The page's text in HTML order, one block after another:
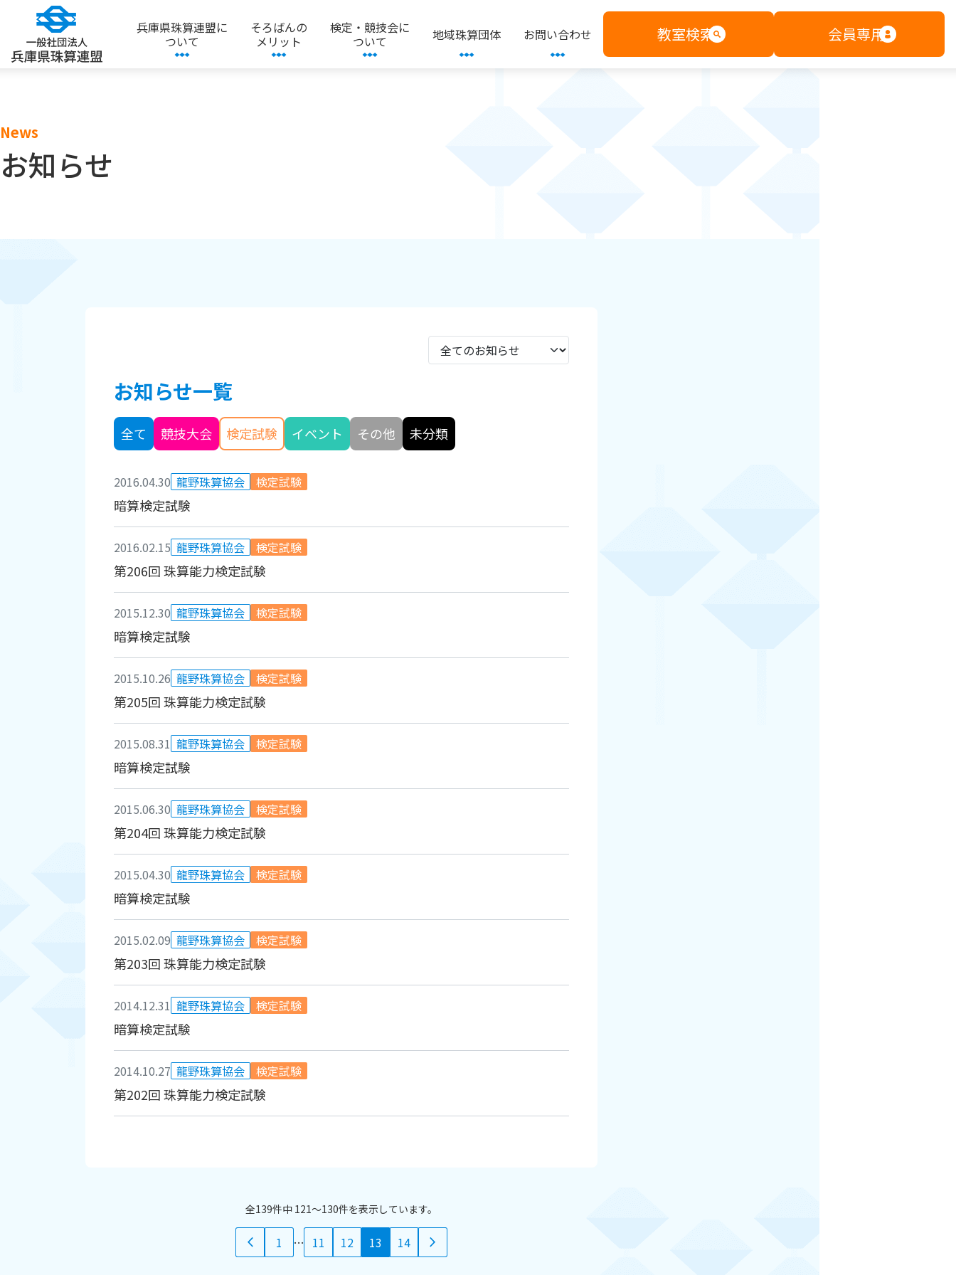
News
お知らせ
お知らせ一覧
全て 競技大会 検定試験 イベント その他 未分類
2016.04.30 龍野珠算協会 検定試験
暗算検定試験
2016.02.15 龍野珠算協会 検定試験
第206回 珠算能力検定試験
2015.12.30 龍野珠算協会 検定試験
暗算検定試験
2015.10.26 龍野珠算協会 検定試験
第205回 珠算能力検定試験
2015.08.31 龍野珠算協会 検定試験
暗算検定試験
2015.06.30 龍野珠算協会 検定試験
第204回 珠算能力検定試験
2015.04.30 龍野珠算協会 検定試験
暗算検定試験
2015.02.09 龍野珠算協会 検定試験
第203回 珠算能力検定試験
2014.12.31 龍野珠算協会 検定試験
暗算検定試験
2014.10.27 龍野珠算協会 検定試験
第202回 珠算能力検定試験
全139件中 121〜130件を表示しています。
1 … 11 12 13 14
兵庫県珠算連盟に
ついて
そろばんの
メリット
検定・競技会に
ついて
地域珠算団体 お問い合わせ 教室検索 会員専用